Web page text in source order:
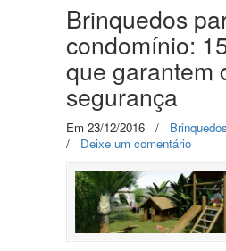
Brinquedos
condomínio:
que garantem
segurança
Em 23/12/2016 / Brinquedos
/ Deixe um comentário